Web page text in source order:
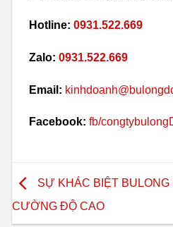
Hotline: 0931.522.669
Zalo: 0931.522.669
Email:
Facebook: fb/
SỰ KHÁC BIỆT BULONG
CƯỜNG ĐỘ CAO